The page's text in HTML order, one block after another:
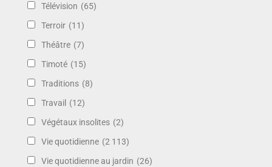
Télévision (65)
Terroir (11)
Théâtre (7)
Timoté (15)
Traditions (8)
Travail (12)
Végétaux insolites (2)
Vie quotidienne (2 113)
Vie quotidienne au jardin (26)